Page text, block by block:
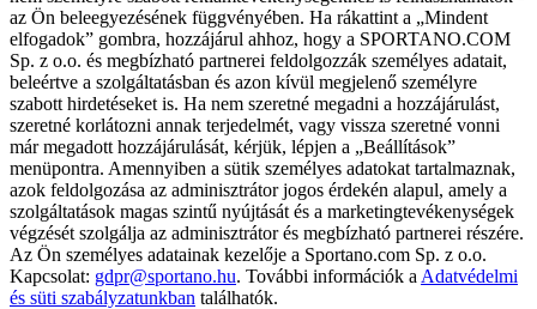
az Ön beleegyezésének függvényében. Ha rákattint a „Mindent
elfogadok” gombra, hozzájárul ahhoz, hogy a SPORTANO.COM
Sp. z o.o. és megbízható partnerei feldolgozzák személyes adatait,
beleértve a szolgáltatásban és azon kívül megjelenő személyre
szabott hirdetéseket is. Ha nem szeretné megadni a hozzájárulást,
szeretné korlátozni annak terjedelmét, vagy vissza szeretné vonni
már megadott hozzájárulását, kérjük, lépjen a „Beállítások”
menüpontra. Amennyiben a sütik személyes adatokat tartalmaznak,
azok feldolgozása az adminisztrátor jogos érdekén alapul, amely a
szolgáltatások magas szintű nyújtását és a marketingtevékenységek
végzését szolgálja az adminisztrátor és megbízható partnerei részére.
Az Ön személyes adatainak kezelője a Sportano.com Sp. z o.o.
Kapcsolat: gdpr@sportano.hu. További információk a Adatvédelmi
és süti szabályzatunkban találhatók.